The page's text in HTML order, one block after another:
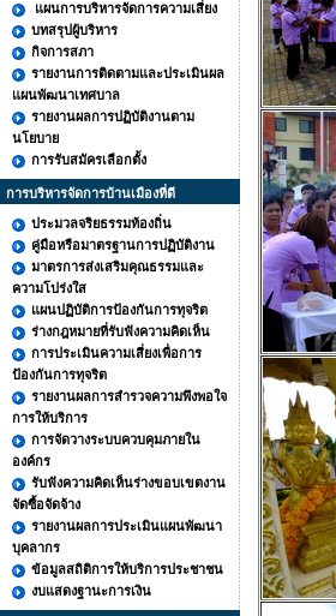
แผนการบริหารจัดการความเสี่ยง
บทสรุปผู้บริหาร
กิจการสภา
รายงานการติดตามและประเมินผล
แผนพัฒนาเทศบาล
รายงานผลการปฏิบัติงานตาม
นโยบาย
การรับสมัครเลือกตั้ง
การบริหารจัดการบ้านเมืองที่ดี
ประมวลจริยธรรมท้องถิ่น
คู่มือหรือมาตรฐานการปฏิบัติงาน
มาตรการส่งเสริมคุณธรรมและ
ความโปร่งใส
แผนปฏิบัติการป้องกันการทุจริต
ร่างกฎหมายที่รับฟังความคิดเห็น
การประเมินความเสี่ยงเพื่อการ
ป้องกันการทุจริต
รายงานผลการสำรวจความพึงพอใจ
การให้บริการ
การจัดวางระบบควบคุมภายใน
องค์กร
รับฟังความคิดเห็นร่างขอบเขตงาน
จัดซื้อจัดจ้าง
รายงานผลการประเมินแผนพัฒนา
บุคลากร
ข้อมูลสถิติการให้บริการประชาชน
งบแสดงฐานะการเงิน